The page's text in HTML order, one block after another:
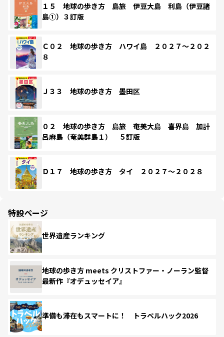
１５ 地球の歩き方 島旅 伊豆大島 利島（伊豆諸
島①）３訂版
Ｃ０２ 地球の歩き方 ハワイ島 ２０２７～２０２
８
Ｊ３３ 地球の歩き方 墨田区
０２ 地球の歩き方 島旅 奄美大島 喜界島 加計
呂麻島（奄美群島１） ５訂版
Ｄ１７ 地球の歩き方 タイ ２０２７～２０２８
特設ページ
世界遺産ランキング
地球の歩き方 meets クリストファー・ノーラン監督
最新作『オデュッセイア』
準備も滞在もスマートに！ トラベルハック2026